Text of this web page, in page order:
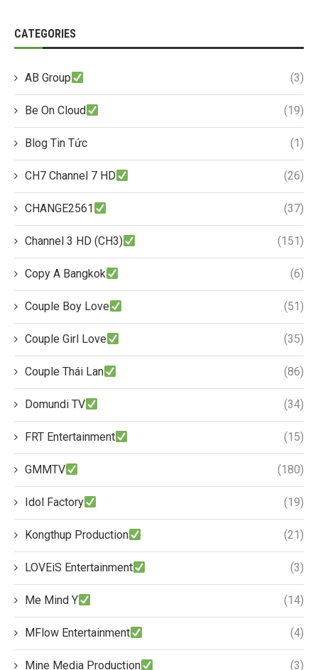
CATEGORIES
AB Group (3)
Be On Cloud (19)
Blog Tin Tức (1)
CH7 Channel 7 HD (26)
CHANGE2561 (37)
Channel 3 HD (CH3) (151)
Copy A Bangkok (6)
Couple Boy Love (51)
Couple Girl Love (35)
Couple Thái Lan (86)
Domundi TV (34)
FRT Entertainment (15)
GMMTV (180)
Idol Factory (19)
Kongthup Production (21)
LOVEiS Entertainment (3)
Me Mind Y (14)
MFlow Entertainment (4)
Mine Media Production (3)